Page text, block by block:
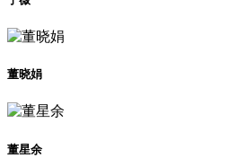
董晓娟
董星余